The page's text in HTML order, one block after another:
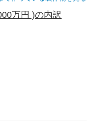
万円 )の内訳